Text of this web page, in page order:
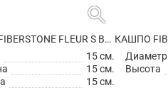
search
КАШПО FIBERSTONE FLEUR S BLACK
15 см.
15 см.
15 см.
Диаметр
Высота